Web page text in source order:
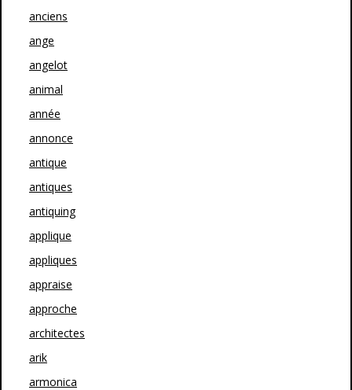
anciens
ange
angelot
animal
année
annonce
antique
antiques
antiquing
applique
appliques
appraise
approche
architectes
arik
armonica